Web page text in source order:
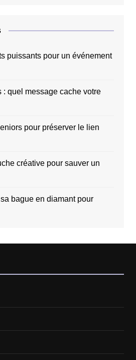
puissants pour un événement
: quel message cache votre
pour préserver le lien
créative pour sauver un
bague en diamant pour